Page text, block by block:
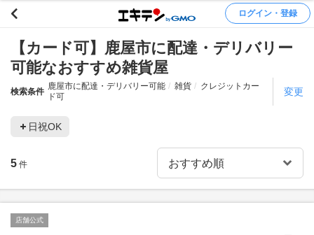
ログイン・登録
【カード可】鹿屋市に配達・デリバリー
可能なおすすめ雑貨屋
検索条件
鹿屋市に配達・デリバリー可能 雑貨
クレジットカー
ド可
変更
日祝OK
5 件
店舗公式